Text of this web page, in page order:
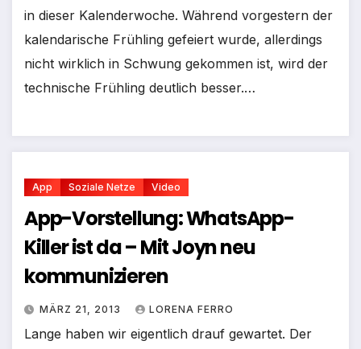
in dieser Kalenderwoche. Während vorgestern der
kalendarische Frühling gefeiert wurde, allerdings
nicht wirklich in Schwung gekommen ist, wird der
technische Frühling deutlich besser.…
App Soziale Netze Video
App-Vorstellung: WhatsApp-
Killer ist da – Mit Joyn neu
kommunizieren
MÄRZ 21, 2013 LORENA FERRO
Lange haben wir eigentlich drauf gewartet. Der